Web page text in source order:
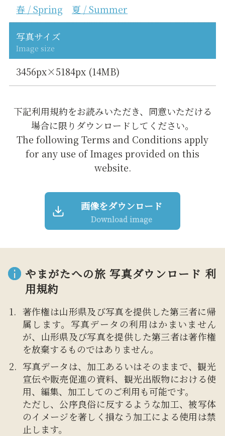
春 / Spring 夏 / Summer
写真サイズ
Image size
3456px×5184px (14MB)
下記利用規約をお読みいただき、同意いただける
場合に限りダウンロードしてください。
The following Terms and Conditions apply
for any use of Images provided on this
website.
画像をダウンロード
Download image
やまがたへの旅 写真ダウンロード 利
用規約
著作権は山形県及び写真を提供した第三者に帰
属します。写真データの利用はかまいません
が、山形県及び写真を提供した第三者は著作権
を放棄するものではありません。
写真データは、加工あるいはそのままで、観光
宣伝や販売促進の資料、観光出版物における使
用、編集、加工してのご利用も可能です。
ただし、公序良俗に反するような加工、被写体
のイメージを著しく損なう加工による使用は禁
止します。